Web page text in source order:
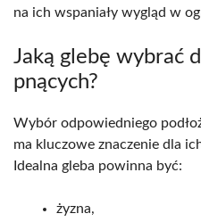
na ich wspaniały wygląd w
Jaką glebę wybrać
pnących?
Wybór odpowiedniego
ma kluczowe znaczenie dla
Idealna gleba powinna być:
żyzna,